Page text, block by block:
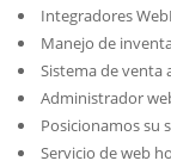
Integradores
Manejo de
Sistema de venta
Administrador
Posicionamos su
Servicio de web